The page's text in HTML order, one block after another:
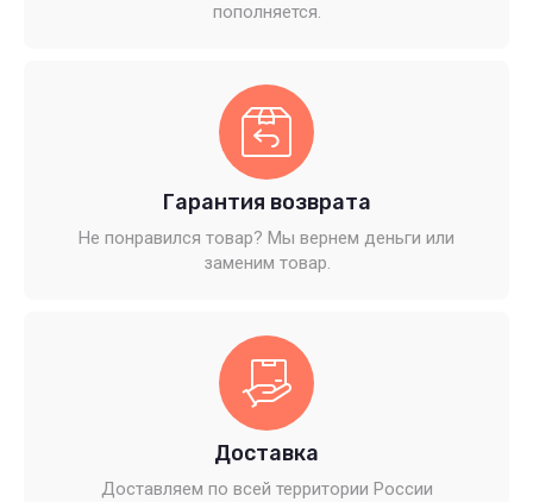
пополняется.
Гарантия возврата
Не понравился товар? Мы вернем деньги или
заменим товар.
Доставка
Доставляем по всей территории России